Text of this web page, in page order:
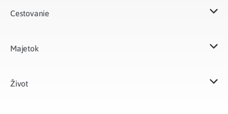
Cestovanie
Majetok​
Život​